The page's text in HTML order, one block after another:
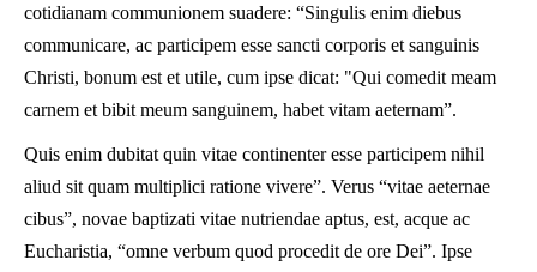
cotidianam communionem suadere: “Singulis enim diebus
communicare, ac participem esse sancti corporis et sanguinis
Christi, bonum est et utile, cum ipse dicat: "Qui comedit meam
carnem et bibit meum sanguinem, habet vitam aeternam”.
Quis enim dubitat quin vitae continenter esse participem nihil
aliud sit quam multiplici ratione vivere”. Verus “vitae aeternae
cibus”, novae baptizati vitae nutriendae aptus, est, acque ac
Eucharistia, “omne verbum quod procedit de ore Dei”. Ipse